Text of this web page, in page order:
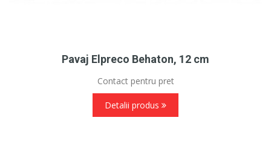
Pavaj Elpreco Behaton, 12 cm
Contact pentru pret
Detalii produs